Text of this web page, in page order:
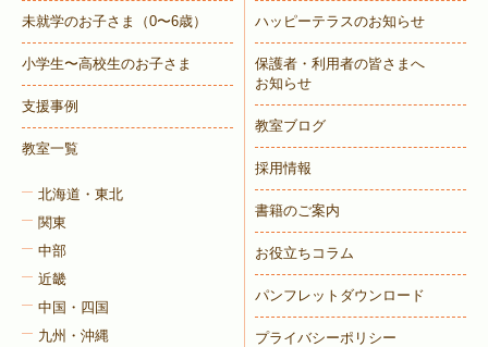
未就学のお子さま （0〜6歳）
小学生〜高校生のお子さま
支援事例
教室一覧
北海道・東北
関東
中部
近畿
中国・四国
九州・沖縄
ハッピーテラスのお知らせ
保護者・利用者の皆さまへ
お知らせ
教室ブログ
採用情報
書籍のご案内
お役立ちコラム
パンフレットダウンロード
プライバシーポリシー